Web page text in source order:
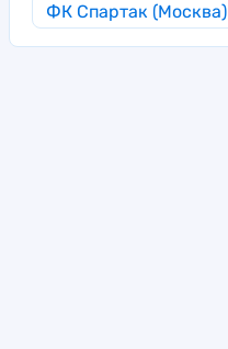
ФК Спартак (Москва)